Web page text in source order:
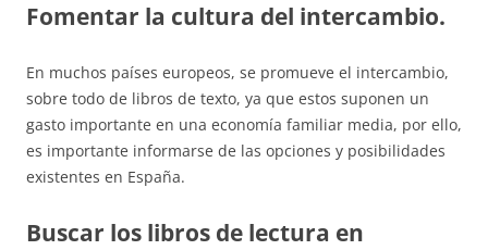
Fomentar la cultura del intercambio.
En muchos países europeos, se promueve el intercambio,
sobre todo de libros de texto, ya que estos suponen un
gasto importante en una economía familiar media, por ello,
es importante informarse de las opciones y posibilidades
existentes en España.
Buscar los libros de lectura en